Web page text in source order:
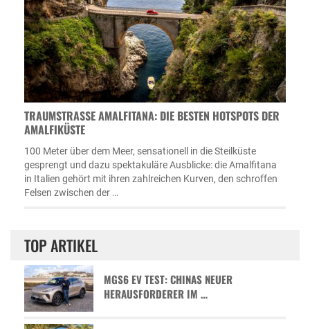
TRAUMSTRASSE AMALFITANA: DIE BESTEN HOTSPOTS DER A
MALFIKÜSTE
100 Meter über dem Meer, sensationell in die Steilküste
gesprengt und dazu spektakuläre Ausblicke: die Amalfitana
in Italien gehört mit ihren zahlreichen Kurven, den schroffen
Felsen zwischen der …
TOP ARTIKEL
MGS6 EV TEST: CHINAS NEUER
HERAUSFORDERER IM …